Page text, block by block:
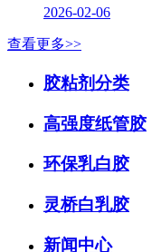
2026-02-06
查看更多>>
胶粘剂分类
高强度纸管胶
环保乳白胶
灵桥白乳胶
新闻中心